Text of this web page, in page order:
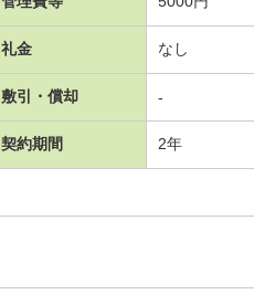
礼金 なし
敷引・償却 -
契約期間 2年